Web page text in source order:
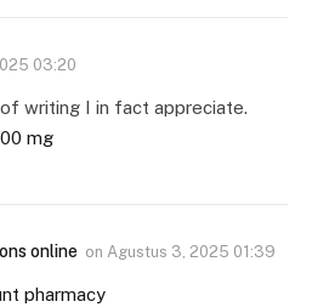
03:20
writing I in fact appreciate.
mg
online on Agustus 3, 2025 01:39
pharmacy